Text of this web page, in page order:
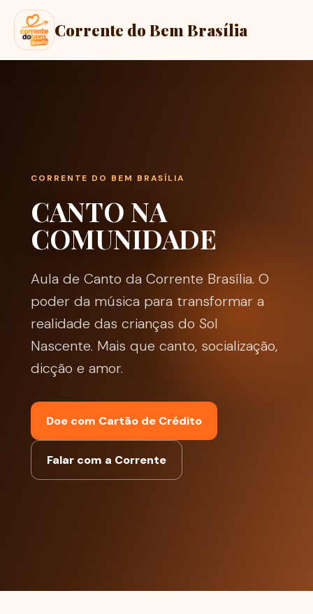
Corrente do Bem Brasília
CORRENTE DO BEM BRASÍLIA
CANTO NA
COMUNIDADE
Aula de Canto da Corrente Brasília. O
poder da música para transformar a
realidade das crianças do Sol
Nascente. Mais que canto, socialização,
dicção e amor.
Doe com Cartão de Crédito
Falar com a Corrente